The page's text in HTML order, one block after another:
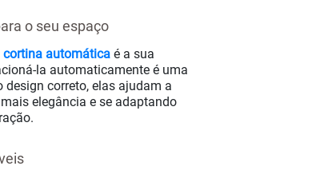
o seu espaço
cortina automática é a sua
la automaticamente é uma
correto, elas ajudam a
elegância e se adaptando